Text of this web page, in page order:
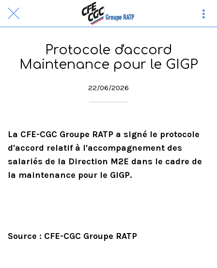
Protocole d'accord
Maintenance pour le GIGP
22/06/2026
La CFE-CGC Groupe RATP a signé le protocole
d'accord relatif à l'accompagnement des
salariés de la Direction M2E dans le cadre de
la maintenance pour le GIGP.
Source : CFE-CGC Groupe RATP